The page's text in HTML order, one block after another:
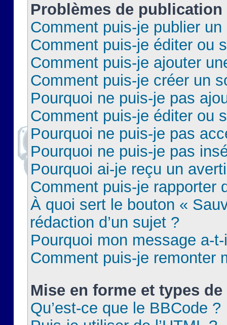
Problèmes de publication
Comment puis-je publier
Comment puis-je éditer ou
Comment puis-je ajouter
Comment puis-je créer un
Pourquoi ne puis-je pas
Comment puis-je éditer ou
Pourquoi ne puis-je pas
Pourquoi ne puis-je pas
Pourquoi ai-je reçu un
Comment puis-je rapporter
À quoi sert le bouton «
rédaction d’un sujet ?
Pourquoi mon message a-
Comment puis-je remonter
Mise en forme et types
Qu’est-ce que le BBCode ?